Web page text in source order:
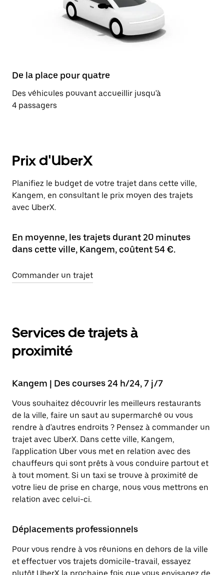
De la place pour quatre
Des véhicules pouvant accueillir jusqu'à
4 passagers
Prix d'UberX
Planifiez le budget de votre trajet dans cette ville,
Kangem, en consultant le prix moyen des trajets
avec UberX.
En moyenne, les trajets durant 20 minutes
dans cette ville, Kangem, coûtent 54 €.
Commander un trajet
Services de trajets à
proximité
Kangem | Des courses 24 h/24, 7 j/7
Vous souhaitez découvrir les meilleurs restaurants
de la ville, faire un saut au supermarché ou vous
rendre à d'autres endroits ? Pensez à commander un
trajet avec UberX. Dans cette ville, Kangem,
l'application Uber vous met en relation avec des
chauffeurs qui sont prêts à vous conduire partout et
à tout moment. Si un taxi se trouve à proximité de
votre lieu de prise en charge, nous vous mettrons en
relation avec celui-ci.
Déplacements professionnels
Pour vous rendre à vos réunions en dehors de la ville
et effectuer vos trajets domicile-travail, essayez